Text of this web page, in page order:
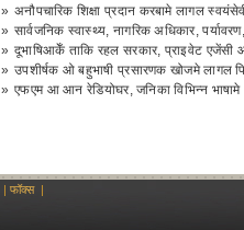
» अनौपचारिक शिक्षा प्रदान करबामे लागल
» सार्वजनिक स्वास्थ्य, नागरिक अधिकार,
» दूभाषिआकेँ ताकि रहल सरकार, प्राइवेट एजेंसी
» उपशीर्षक ओ बहुभाषी प्रसारणक खोजमे लागल
» एफएम आ आन रेडियोघर, जनिका विभिन्न
| फॉक्स|